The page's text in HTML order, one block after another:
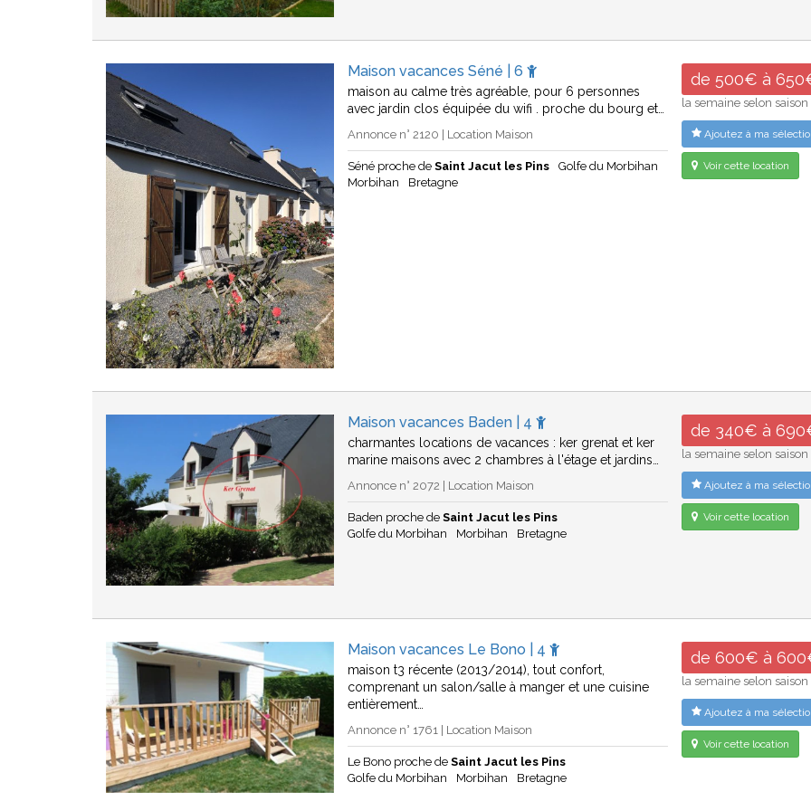
Maison vacances Séné | 6
maison au calme très agréable, pour 6 personnes
avec jardin clos équipée du wifi . proche du bourg et…
Annonce n° 2120 | Location Maison
Séné proche deSaint Jacut les Pins
Golfe du Morbihan
Morbihan
Bretagne
de 500€ à
la semaine selon saison
Ajoutez à ma
Voir cette location
Maison vacances Baden | 4
charmantes locations de vacances : ker grenat et ker
marine maisons avec 2 chambres à l'étage et jardins…
Annonce n° 2072 | Location Maison
Baden proche deSaint Jacut les Pins
Golfe du Morbihan
Morbihan Bretagne
de 340€ à
la semaine selon saison
Ajoutez à ma
Voir cette location
Maison vacances Le Bono | 4
maison t3 récente (2013/2014), tout confort,
comprenant un salon/salle à manger et une cuisine
entièrement…
Annonce n° 1761 | Location Maison
Le Bono proche deSaint Jacut les Pins
Golfe du Morbihan
Morbihan Bretagne
de 600€ à
la semaine selon saison
Ajoutez à ma
Voir cette location